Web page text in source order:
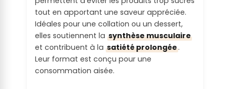
Perturbateu
r
endocrinien
:
Le produit ne contient pas de substances
probablement toxiques
vente /
consommat
ion estimée
:
Le pays de vente du produit fini n'est pas
es :
Au moins une substance est interdite par
un label écologique ou limitée par une
réglementation en Europe ou ailleurs
la portion :
Entre 20% et 40%
Quantité de
protéines
dans une
tout en apportant une saveur appréciée.
Idéales pour une collation ou un dessert,
elles soutiennent lasynthèse musculaire
et contribuent à lasatiété prolongée.
Leur format est conçu pour une
consommation aisée.